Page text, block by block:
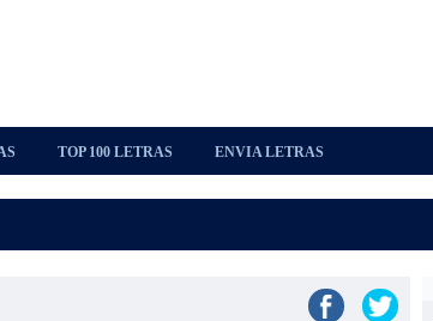
TOP 100 LETRAS ENVIA LETRAS